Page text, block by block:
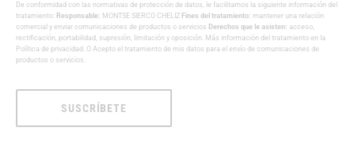
De conformidad con las normativas de protección de datos, le facilitamos la siguiente información del
tratamiento: Responsable: MONTSE SIERCO CHELIZ Fines del tratamiento: mantener una relación
comercial y enviar comunicaciones de productos o servicios Derechos que le asisten: acceso,
rectificación, portabilidad, supresión, limitación y oposición. Más información del tratamiento en la
Política de privacidad . O Acepto el tratamiento de mis datos para el envío de comunicaciones de
productos o servicios.
SUSCRÍBETE